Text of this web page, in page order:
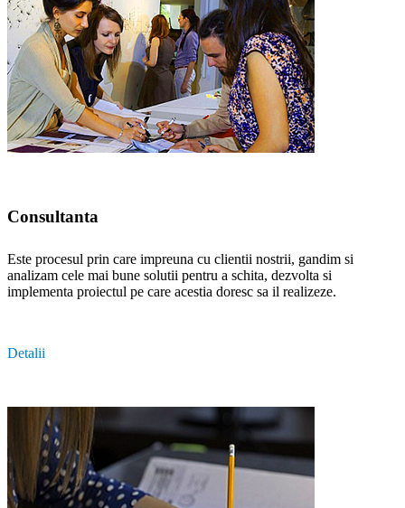
Consultanta
Este procesul prin care impreuna cu clientii nostrii, gandim si
analizam cele mai bune solutii pentru a schita, dezvolta si
implementa proiectul pe care acestia doresc sa il realizeze.
Detalii